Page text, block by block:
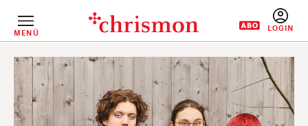
InhaltMENÜ